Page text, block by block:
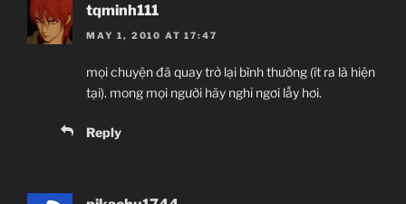
tqminh111
MAY 1, 2010 AT 17:47
mọi chuyện đã quay trở lại bình thường (ít ra là hiện
tại). mong mọi người hãy nghỉ ngơi lấy hơi.
Reply